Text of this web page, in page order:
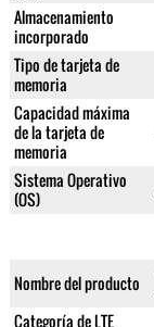
Almacenamiento
incorporado
Tipo de tarjeta de
memoria
Capacidad máxima
de la tarjeta de
memoria
Sistema Operativo
(OS)
Nombre del producto
Categoría de LTE